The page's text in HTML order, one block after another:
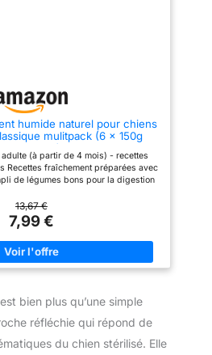
humide naturel pour chiens
mulitpack (6 x 150g
barquettes)
(à partir de 4 mois) - recettes
Recettes fraîchement préparées avec
de légumes bons pour la digestion
agent de conservation ou agent de
que du bon, sain et naturel
13,67 €
7,99 €
bien plus qu’une simple
réfléchie qui répond de
du chien stérilisé. Elle